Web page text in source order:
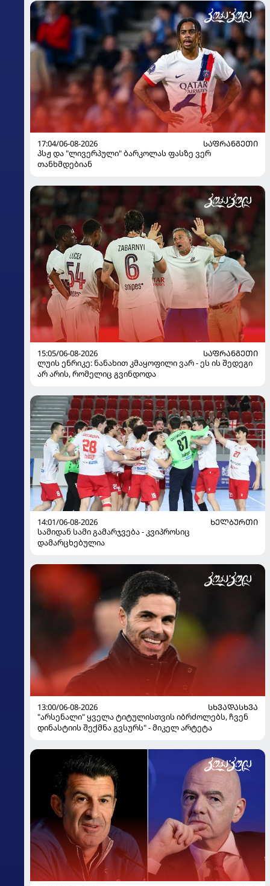
17:04/06-08-2026
ᲡᲐᲤᲠᲐᲜᲒᲔᲗᲘ
პსჟ და "ლივერპული" ბარკოლას ფასზე ვერ
თანხმდებიან
15:05/06-08-2026
ᲡᲐᲤᲠᲐᲜᲒᲔᲗᲘ
ლუის ენრიკე: ნანახით კმაყოფილი ვარ - ეს ის შედეგი
არ არის, რომელიც გვინდოდა
14:01/06-08-2026
ᲮᲔᲚᲑᲣᲠᲗᲘ
სამიდან სამი გამარჯვება - კვიპროსიც
დამარცხებულია
13:00/06-08-2026
ᲡᲮᲕᲐᲓᲐᲡᲮᲕᲐ
"არსენალი" ყველა ტიტულისთვის იბრძოლებს, ჩვენ
დინასტიის შექმნა გვსურს" - მიკელ არტეტა